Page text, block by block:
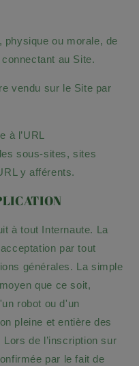
physique ou morale, de
au Site.
vendu sur le Site par
à l’URL
sous-sites, sites
y afférents.
à tout Internaute. La
par tout
générales. La simple
que ce soit,
robot ou d'un
pleine et entière des
de l’inscription sur
par le fait de